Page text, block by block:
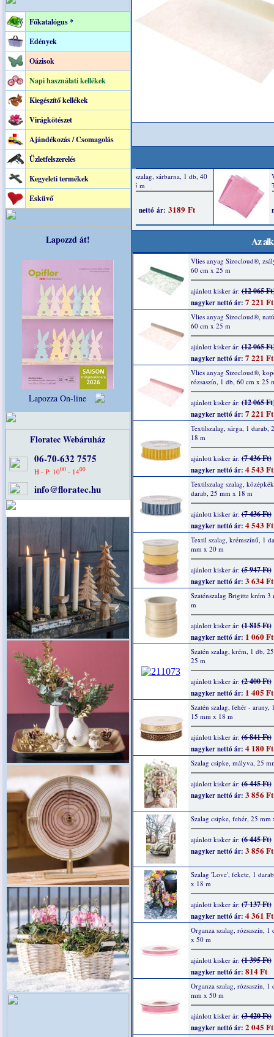
Főkatalógus *
Edények
Oázisok
Napi használati kellékek
Kiegészítő kellékek
Virágkötészet
Ajándékozás / Csomagolás
Üzletfelszerelés
Kegyeleti termékek
Esküvő
Lapozzd át!
Lapozza On-line
Floratec Webáruház
06-70-632 7575
H - P: 1000 - 1400
info@floratec.hu
Az
Vlies anyag Sizocloud®,
60 cm x 25 m
ajánlott kisker ár:(12 065
nagyker nettó ár: 7 221 Ft
Vlies anyag Sizocloud®,
60 cm x 25 m
ajánlott kisker ár:(12 065
nagyker nettó ár: 7 221 Ft
Vlies anyag Sizocloud®,
rózsaszín, 1 db, 60 cm x 25
ajánlott kisker ár:(12 065
nagyker nettó ár: 7 221 Ft
Textilszalag, sárga, 1 darab,
18 m
ajánlott kisker ár:(7 436 Ft)
nagyker nettó ár: 4 543 Ft
Textilszalag szalag,
darab, 25 mm x 18 m
ajánlott kisker ár:(7 436 Ft)
nagyker nettó ár: 4 543 Ft
Textil szalag, krémszínű, 1
mm x 20 m
ajánlott kisker ár:(5 947 Ft)
nagyker nettó ár: 3 634 Ft
Szaténszalag Brigitte krém 3
m
ajánlott kisker ár:(1 815 Ft)
nagyker nettó ár: 1 060 Ft
Szatén szalag, krém, 1 db,
25 m
ajánlott kisker ár:(2 400 Ft)
nagyker nettó ár: 1 405 Ft
Szatén szalag, fehér - arany,
15 mm x 18 m
ajánlott kisker ár:(6 841 Ft)
nagyker nettó ár: 4 180 Ft
Szalag csipke, mályva, 25
ajánlott kisker ár:(6 445 Ft)
nagyker nettó ár: 3 856 Ft
Szalag csipke, fehér, 25 mm
ajánlott kisker ár:(6 445 Ft)
nagyker nettó ár: 3 856 Ft
Szalag 'Love', fekete, 1
x 18 m
ajánlott kisker ár:(7 137 Ft)
nagyker nettó ár: 4 361 Ft
Organza szalag, rózsaszín, 1
x 50 m
ajánlott kisker ár:(1 395 Ft)
nagyker nettó ár: 814 Ft
Organza szalag, rózsaszín, 1
mm x 50 m
ajánlott kisker ár:(3 420 Ft)
nagyker nettó ár: 2 045 Ft